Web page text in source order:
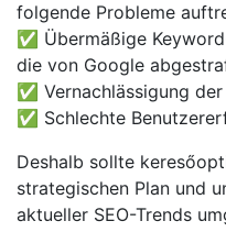
folgende Probleme
✅ Übermäßige
die von Google
✅ Vernachlässigung
✅ Schlechte
Deshalb sollte
strategischen Plan und
aktueller SEO-Trends